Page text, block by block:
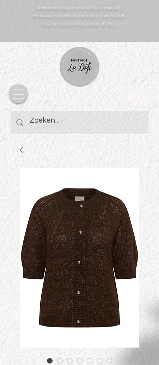
Dameskleding van maat 34 t/m maat 52
Persoonlijk advies en service in onze winkel
Gratis vezending vanaf € 75,-